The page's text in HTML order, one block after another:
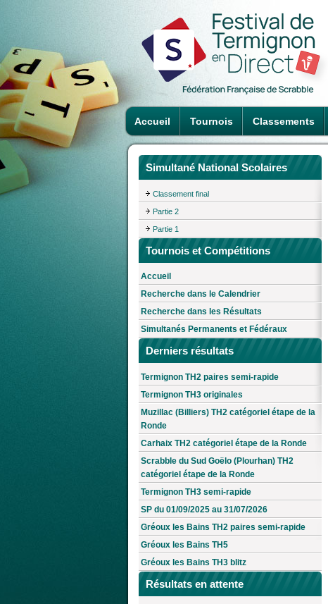
Accueil Tournois Classements
Simultané National Scolaires
Classement final
Partie 2
Partie 1
Tournois et Compétitions
Accueil
Recherche dans le Calendrier
Recherche dans les Résultats
Simultanés Permanents et Fédéraux
Derniers résultats
Termignon TH2 paires semi-rapide
Termignon TH3 originales
Muzillac (Billiers) TH2 catégoriel étape de la
Ronde
Carhaix TH2 catégoriel étape de la Ronde
Scrabble du Sud Goëlo (Plourhan) TH2
catégoriel étape de la Ronde
Termignon TH3 semi-rapide
SP du 01/09/2025 au 31/07/2026
Gréoux les Bains TH2 paires semi-rapide
Gréoux les Bains TH5
Gréoux les Bains TH3 blitz
Résultats en attente